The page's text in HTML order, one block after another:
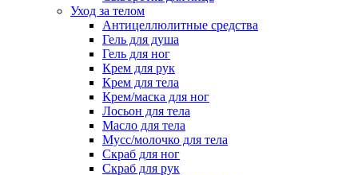
Уход за телом
Антицеллюлитные средства
Гель для душа
Гель для ног
Крем для рук
Крем для тела
Крем/маска для ног
Лосьон для тела
Масло для тела
Мусс/молочко для тела
Скраб для ног
Скраб для рук